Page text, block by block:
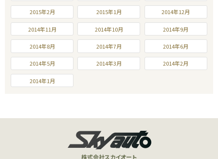
2015年2月 2015年1月 2014年12月
2014年11月 2014年10月 2014年9月
2014年8月 2014年7月 2014年6月
2014年5月 2014年3月 2014年2月
2014年1月
株式会社スカイオート